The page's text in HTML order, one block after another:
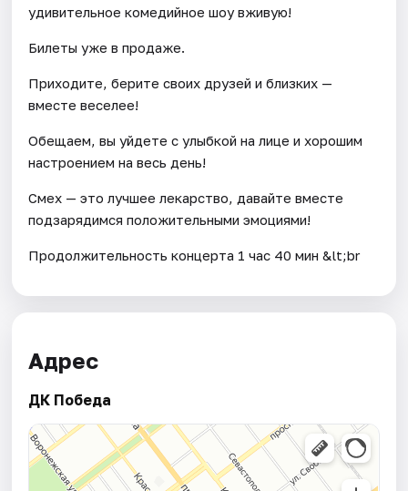
удивительное комедийное шоу вживую!
Билеты уже в продаже.
Приходите, берите своих друзей и близких —
вместе веселее!
Обещаем, вы уйдете с улыбкой на лице и хорошим
настроением на весь день!
Смех — это лучшее лекарство, давайте вместе
подзарядимся положительными эмоциями!
Продолжительность концерта 1 час 40 мин &lt;br
Адрес
ДК Победа